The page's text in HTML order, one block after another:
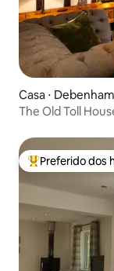
Casa ⋅ Debenham
The Old Toll
Entre os
Preferido dos